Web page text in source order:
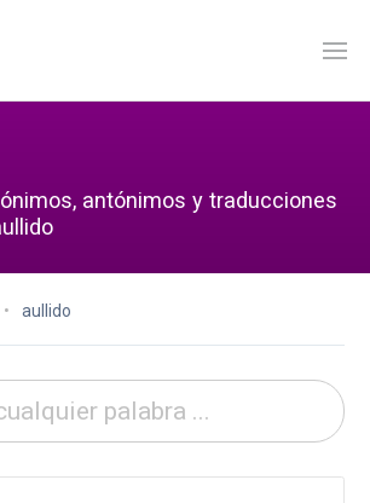
antónimos y traducciones
aullido